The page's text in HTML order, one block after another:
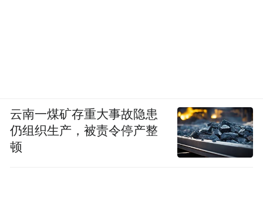
云南一煤矿存重大事故隐患
仍组织生产，被责令停产整
顿